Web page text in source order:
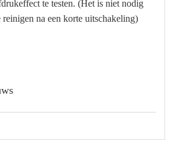
te testen. (Het is niet nodig
na een korte uitschakeling)